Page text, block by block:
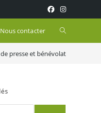
Nous contacter Toggle
website
presse et bénévolat